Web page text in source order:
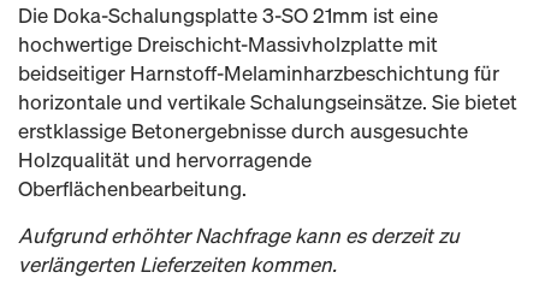
Die Doka-Schalungsplatte 3-SO 21mm ist eine
hochwertige Dreischicht-Massivholzplatte mit
beidseitiger Harnstoff-Melaminharzbeschichtung für
horizontale und vertikale Schalungseinsätze. Sie bietet
erstklassige Betonergebnisse durch ausgesuchte
Holzqualität und hervorragende
Oberflächenbearbeitung.
Aufgrund erhöhter Nachfrage kann es derzeit zu
verlängerten Lieferzeiten kommen.